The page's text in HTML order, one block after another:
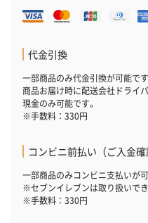
代金引換
一部商品のみ代金引換が可能です
商品お届け時に配送会社ドライ
現金のみ可能です。
※手数料：330円
コンビニ前払い（ご入金確
一部商品のみコンビニ支払いが可
※セブンイレブンは取り扱いでき
※手数料：330円